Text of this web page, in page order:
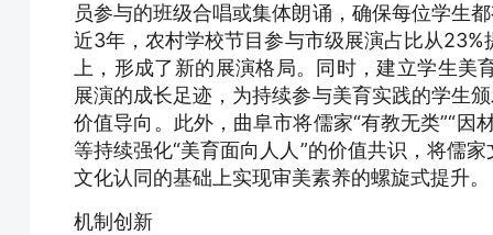
员参与的班级合唱或集体朗诵，确保每位学生
近3年，农村学校节目参与市级展演占比从
上，形成了新的展演格局。同时，建立学生
展演的成长足迹，为持续参与美育实践的学生
价值导向。此外，曲阜市将儒家“有教无类”“
等持续强化“美育面向人人”的价值共识，将儒
文化认同的基础上实现审美素养的螺旋式提升。
机制创新